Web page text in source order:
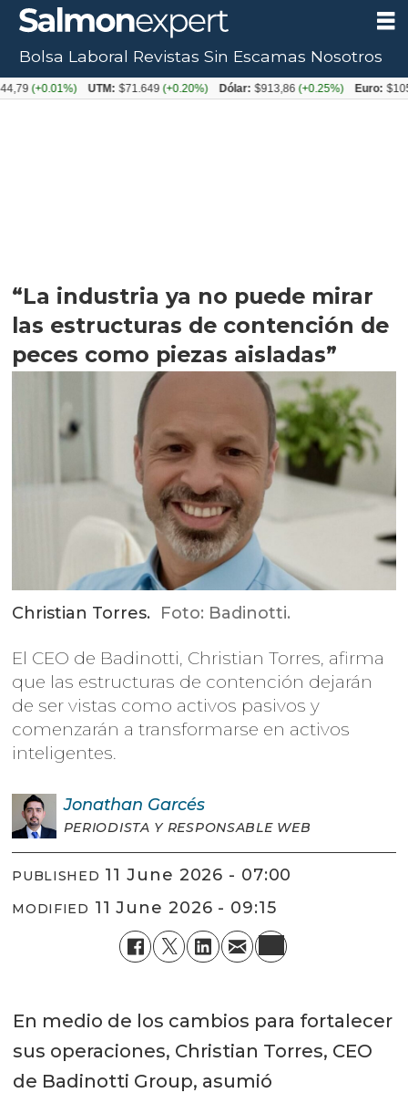
“La industria ya no puede mirar
las estructuras de contención de
peces como piezas aisladas”
Christian Torres. Foto: Badinotti.
El CEO de Badinotti, Christian Torres, afirma
que las estructuras de contención dejarán
de ser vistas como activos pasivos y
comenzarán a transformarse en activos
inteligentes.
Jonathan Garcés
PERIODISTA Y RESPONSABLE WEB
PUBLISHED 11 June 2026 - 07:00
MODIFIED 11 June 2026 - 09:15
En medio de los cambios para fortalecer
sus operaciones, Christian Torres, CEO
de Badinotti Group, asumió
Bolsa Laboral Revistas Sin Escamas Nosotros
UTM: $71.649(+0.20%) Dólar: $913,86(+0.25%) Euro: $1053,08